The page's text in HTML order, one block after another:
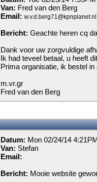
Van: Fred van den Berg
Email: w.v.d.berg71@kpnplanet.nl
Bericht: Geachte heren cq
Dank voor uw zorgvuldige
Ik had teveel betaal, u heeft
Prima organisatie, ik bestel
m.vr.gr
Fred van den Berg
Datum: Mon 02/24/14
Van: Stefan
Email:
Bericht: Mooie website